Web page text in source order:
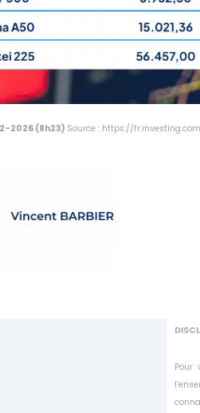
2026 (8h23) Source : https://
Pour